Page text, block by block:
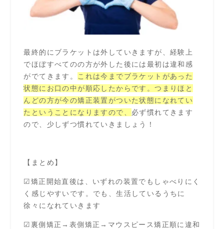
最終的にブラケットは外していきますが、経験上
でほぼすべてのの方が外した後には最初は違和感
がでてきます。
これは今までブラケットがあった
状態にお口の中が順応したからです。つまりほと
んどの方が今の矯正装置がついた状態になれてい
たということになりますので、 必ず慣れてきます
ので、少しずつ慣れていきましょう！
【まとめ】
☑矯正開始直後は、いずれの装置でもしゃべりにく
く感じやすいです。でも、生活しているうちに
徐々になれていきます
☑裏側矯正→表側矯正→マウスピース矯正順に違和